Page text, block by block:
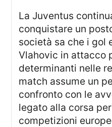
La Juventus continua la propria corsa per
conquistare un
società sa che i gol
Vlahovic in attacco
determinanti nelle
match assume un
confronto con le
legato alla corsa
competizioni